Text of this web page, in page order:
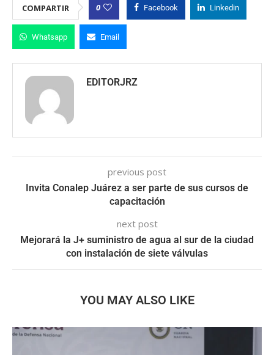
COMPARTIR 0 Facebook Linkedin
Whatsapp Email
EDITORJRZ
previous post
Invita Conalep Juárez a ser parte de sus cursos de
capacitación
next post
Mejorará la J+ suministro de agua al sur de la ciudad
con instalación de siete válvulas
YOU MAY ALSO LIKE